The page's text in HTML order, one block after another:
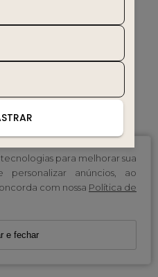
para melhorar sua
anúncios, ao
com nossa Política de
e fechar